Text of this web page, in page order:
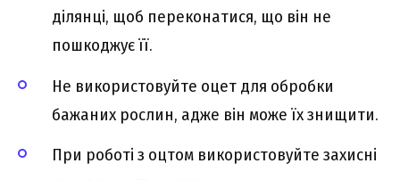
ділянці, щоб переконатися, що він не
пошкоджує її.
Не використовуйте оцет для обробки
бажаних рослин, адже він може їх знищити.
При роботі з оцтом використовуйте захисні